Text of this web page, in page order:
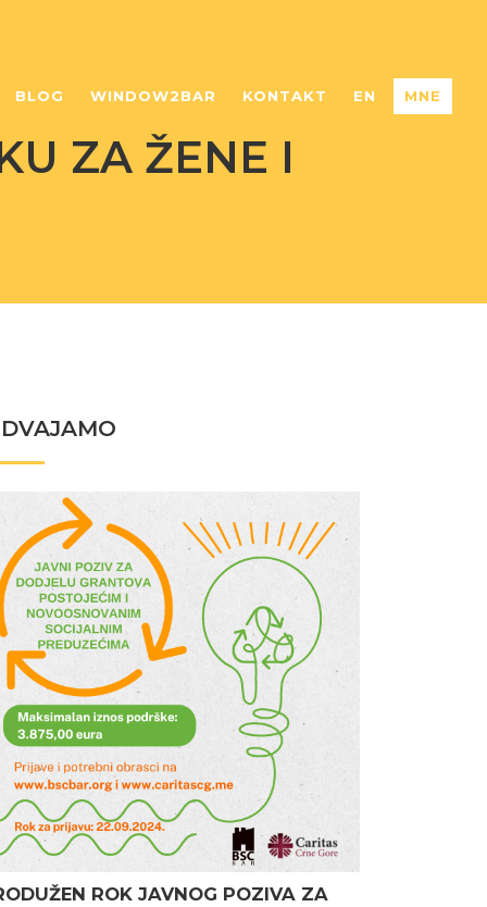
BLOG WINDOW2BAR KONTAKT EN MNE
ZA ŽENE I
ROK JAVNOG POZIVA ZA